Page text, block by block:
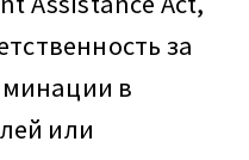
за
в
или